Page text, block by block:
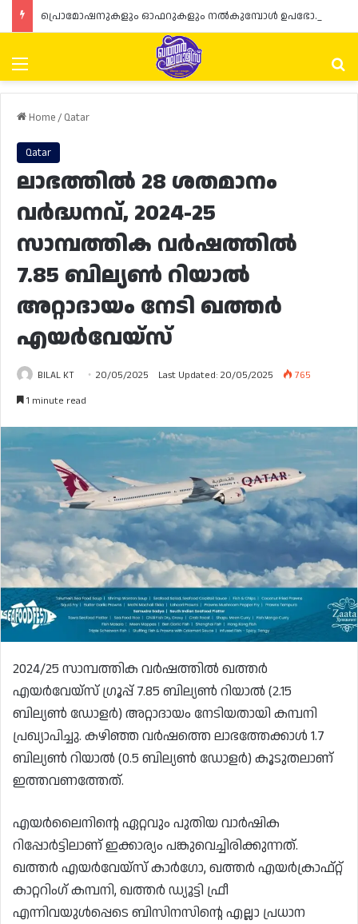
പ്രൊമോഷനുകളും ഓഫറുകളും നൽകുമ്പോൾ ഉപഭോക്താക്കളുടെ അവകാശങ്ങൾ ഉറപ്പാക്കണമെന്ന് ഖത്തർ വാണിജ്യ വ്യവസായ മന്ത്രാലയത്തിന്റെ (MoCI) നിർദ്ദേശം
Menu
Home/ Qatar
Qatar
ലാഭത്തിൽ 28 ശതമാനം
വർദ്ധനവ്, 2024-25
സാമ്പത്തിക വർഷത്തിൽ
7.85 ബില്യൺ റിയാൽ
അറ്റാദായം നേടി ഖത്തർ
എയർവേയ്‌സ്
BILAL KT 20/05/2025 Last Updated: 20/05/2025
765
1 minute read
2024/25 സാമ്പത്തിക വർഷത്തിൽ ഖത്തർ
എയർവേയ്‌സ് ഗ്രൂപ്പ് 7.85 ബില്യൺ റിയാൽ (2.15
ബില്യൺ ഡോളർ) അറ്റാദായം നേടിയതായി കമ്പനി
പ്രഖ്യാപിച്ചു. കഴിഞ്ഞ വർഷത്തെ ലാഭത്തേക്കാൾ 1.7
ബില്യൺ റിയാൽ (0.5 ബില്യൺ ഡോളർ) കൂടുതലാണ്
ഇത്തവണത്തേത്.
എയർലൈനിന്റെ ഏറ്റവും പുതിയ വാർഷിക
റിപ്പോർട്ടിലാണ് ഇക്കാര്യം പങ്കുവെച്ചിരിക്കുന്നത്.
ഖത്തർ എയർവേയ്‌സ് കാർഗോ, ഖത്തർ എയർക്രാഫ്റ്റ്
കാറ്ററിംഗ് കമ്പനി, ഖത്തർ ഡ്യൂട്ടി ഫ്രീ
എന്നിവയുൾപ്പെടെ ബിസിനസിന്റെ എല്ലാ പ്രധാന